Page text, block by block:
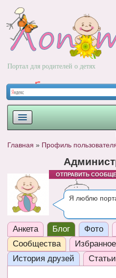
Портал для родителей о детях
НОВОРОЖДЕННЫЙ
РАЗВИТИЕ
ВОПРОС-ОТВЕТ
ЧАТ
КНИГИ
Главная » Профиль
ОТПРАВИТЬ
Я люблю
Анкета Блог Фото
Сообщества
Избранное
История друзей
Статьи